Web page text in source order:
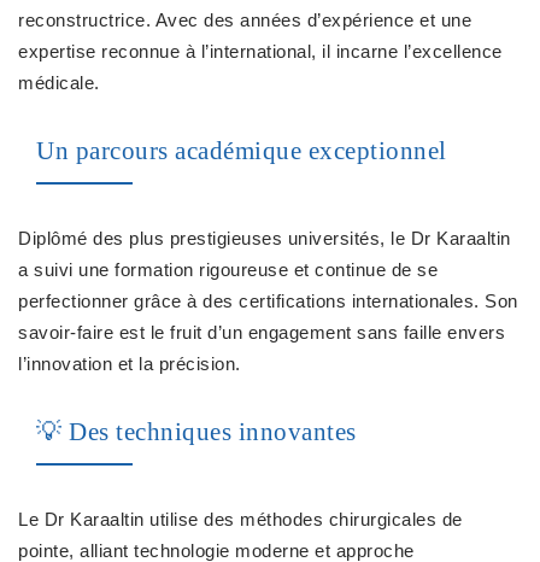
reconstructrice. Avec des années d’expérience et une
expertise reconnue à l’international, il incarne l’excellence
médicale.
Un parcours académique exceptionnel
Diplômé des plus prestigieuses universités, le Dr Karaaltin
a suivi une formation rigoureuse et continue de se
perfectionner grâce à des certifications internationales. Son
savoir-faire est le fruit d’un engagement sans faille envers
l’innovation et la précision.
💡 Des techniques innovantes
Le Dr Karaaltin utilise des méthodes chirurgicales de
pointe, alliant technologie moderne et approche